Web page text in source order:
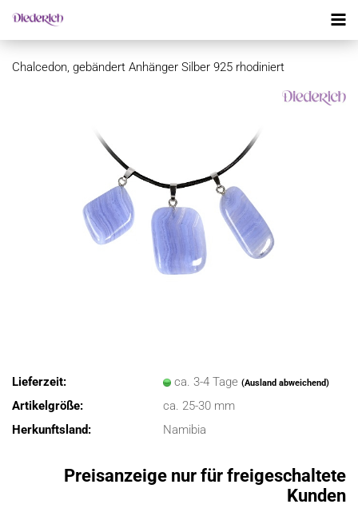
Chalcedon, gebändert Anhänger Silber 925 rhodiniert
Lieferzeit: ca. 3-4 Tage(Ausland abweichend)
Artikelgröße:
ca. 25-30 mm
Herkunftsland:
Namibia
Preisanzeige nur für freigeschaltete
Kunden